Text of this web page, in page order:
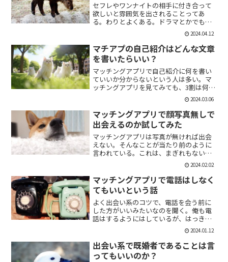
セフレやワンナイトの相手に付き合って
欲しいと雰囲気を出されることってあ
る。わりとよくある。ドラマとかでも、
「1回やっただけで恋人面するな。」みた
いなのがあるけど、現実でもよくある。
そんな時に、相手を気付つけずいかに波
風立てずに振るか。遊び人...
2024.04.12
マチアプの自己紹介はどんな文章
を書いたらいい？
マッチングアプリで自己紹介に何を書い
ていいか分からないという人は多い。マ
ッチングアプリを見てみても、3割は何も
書いていない人がいる。なかには、何を
書いていいか分かりませんー。とだけ書
いている人も。なので、今回の記事はマ
チアプのプロフィールの...
2024.03.06
マッチングアプリで顔写真無しで
出会えるのか試してみた
マッチングアプリは写真が無ければ出会
えない。そんなことが当たり前のように
言われている。これは、まぎれもない事
実だと思う。自分が使う時に写真を載せ
ていない人は無視するし、相手をするに
しても適当にあしらう。写真無しで出会
えるのは、お金が発生する...
2024.02.02
マッチングアプリで電話はしなく
てもいいという話
よく出会い系のコツで、電話を会う前に
した方がいいみたいなのを聞く。俺も電
話はするようにはしているが、はっきり
言っちゃうと電話なんていらない。よっ
ぽど話術や声に自信ある人だけすればい
いと思っている。では、その理由を語っ
ていこう。電話を嫌がる人...
2024.01.12
出会い系で既婚者であることは言
ってもいいのか？